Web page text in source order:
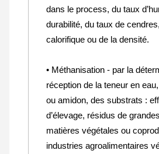
dans le process, du taux
durabilité, du taux de
calorifique ou de la densité.
• Méthanisation - par la
réception de la teneur en
ou amidon, des substrats :
d’élevage, résidus de
matières végétales ou
industries agroalimentaires